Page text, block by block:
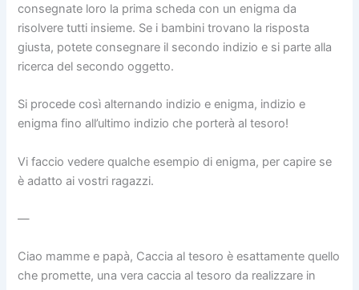
consegnate loro la prima scheda con un enigma da
risolvere tutti insieme. Se i bambini trovano la risposta
giusta, potete consegnare il secondo indizio e si parte alla
ricerca del secondo oggetto.
Si procede così alternando indizio e enigma, indizio e
enigma fino all’ultimo indizio che porterà al tesoro!
Vi faccio vedere qualche esempio di enigma, per capire se
è adatto ai vostri ragazzi.
—
Ciao mamme e papà, Caccia al tesoro è esattamente quello
che promette, una vera caccia al tesoro da realizzare in